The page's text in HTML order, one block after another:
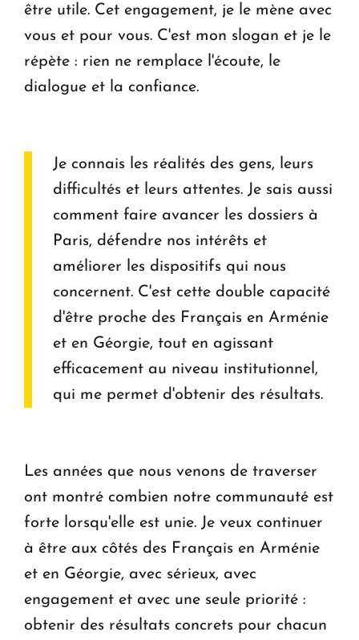
être utile. Cet engagement, je le mène avec
vous et pour vous. C'est mon slogan et je le
répète : rien ne remplace l'écoute, le
dialogue et la confiance.
Je connais les réalités des gens, leurs
difficultés et leurs attentes. Je sais aussi
comment faire avancer les dossiers à
Paris, défendre nos intérêts et
améliorer les dispositifs qui nous
concernent. C'est cette double capacité
d'être proche des Français en Arménie
et en Géorgie, tout en agissant
efficacement au niveau institutionnel,
qui me permet d'obtenir des résultats.
Les années que nous venons de traverser
ont montré combien notre communauté est
forte lorsqu'elle est unie. Je veux continuer
à être aux côtés des Français en Arménie
et en Géorgie, avec sérieux, avec
engagement et avec une seule priorité :
obtenir des résultats concrets pour chacun